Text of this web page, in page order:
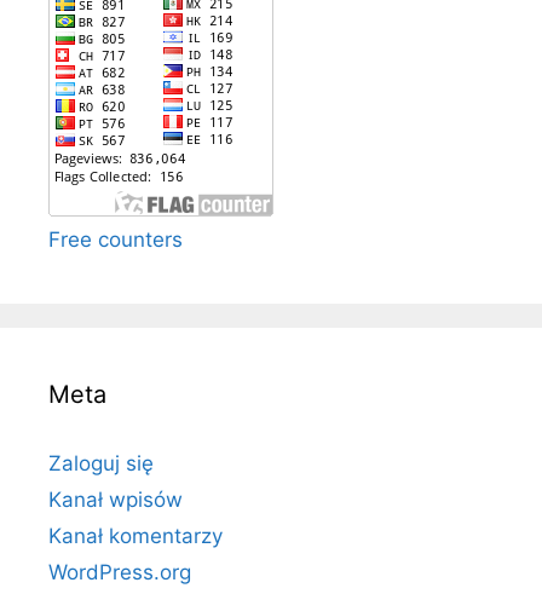
Free counters
Meta
Zaloguj się
Kanał wpisów
Kanał komentarzy
WordPress.org